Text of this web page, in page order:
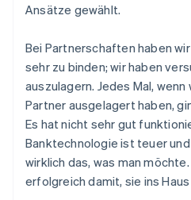
Ansätze gewählt.
Bei Partnerschaften haben
sehr zu binden; wir haben
auszulagern. Jedes Mal, wenn
Partner ausgelagert haben,
Es hat nicht sehr gut
Banktechnologie ist teuer
wirklich das, was man
erfolgreich damit, sie ins Haus